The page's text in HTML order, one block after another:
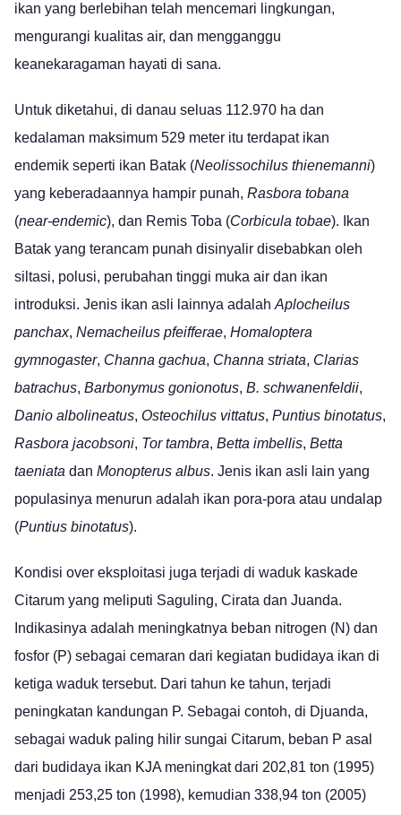
ikan yang berlebihan telah mencemari lingkungan,
mengurangi kualitas air, dan mengganggu
keanekaragaman hayati di sana.
Untuk diketahui, di danau seluas 112.970 ha dan
kedalaman maksimum 529 meter itu terdapat ikan
endemik seperti ikan Batak (Neolissochilus thienemanni)
yang keberadaannya hampir punah, Rasbora tobana
(near-endemic), dan Remis Toba (Corbicula tobae). Ikan
Batak yang terancam punah disinyalir disebabkan oleh
siltasi, polusi, perubahan tinggi muka air dan ikan
introduksi. Jenis ikan asli lainnya adalahAplocheilus
panchax, Nemacheilus pfeifferae, Homaloptera
gymnogaster, Channa gachua, Channa striata, Clarias
batrachus, Barbonymus gonionotus, B. schwanenfeldii,
Danio albolineatus, Osteochilus vittatus, Puntius binotatus,
Rasbora jacobsoni, Tor tambra, Betta imbellis, Betta
taeniata dan Monopterus albus. Jenis ikan asli lain yang
populasinya menurun adalah ikan pora-pora atau undalap
(Puntius binotatus).
Kondisi over eksploitasi juga terjadi di waduk kaskade
Citarum yang meliputi Saguling, Cirata dan Juanda.
Indikasinya adalah meningkatnya beban nitrogen (N) dan
fosfor (P) sebagai cemaran dari kegiatan budidaya ikan di
ketiga waduk tersebut. Dari tahun ke tahun, terjadi
peningkatan kandungan P. Sebagai contoh, di Djuanda,
sebagai waduk paling hilir sungai Citarum, beban P asal
dari budidaya ikan KJA meningkat dari 202,81 ton (1995)
menjadi 253,25 ton (1998), kemudian 338,94 ton (2005)